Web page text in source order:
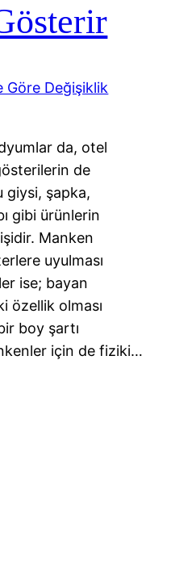
da, otel
de
giysi, şapka,
gibi ürünlerin
Manken
uyulması
ise; bayan
özellik olması
boy şartı
için de fiziki…